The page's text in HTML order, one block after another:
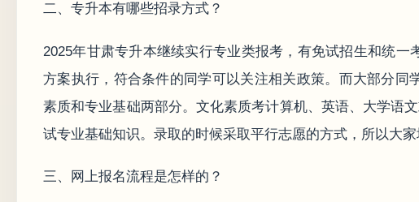
二、专升本有哪些招录方式？
2025年甘肃专升本继续实行专业类报考，有免试招生和统
方案执行，符合条件的同学可以关注相关政策。而大部分同
素质和专业基础两部分。文化素质考计算机、英语、大学语
试专业基础知识。录取的时候采取平行志愿的方式，所以大家
三、网上报名流程是怎样的？